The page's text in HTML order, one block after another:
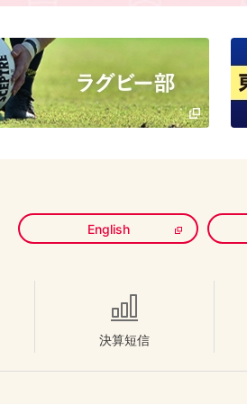
English
決算短信